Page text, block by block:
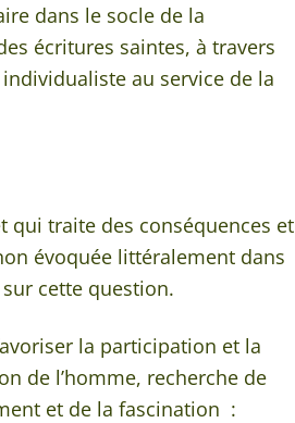
dans le socle de la
écritures saintes, à travers
au service de la
qui traite des conséquences et
évoquée littéralement dans
cette question.
la participation et la
de l’homme, recherche de
et de la fascination :